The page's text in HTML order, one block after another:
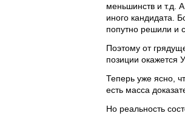
меньшинств и т.д.
иного кандидата.
попутно решили и
Поэтому от
позиции окажется
Теперь уже ясно,
есть масса
Но реальность